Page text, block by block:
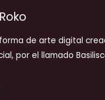
de arte digital
por el llamado